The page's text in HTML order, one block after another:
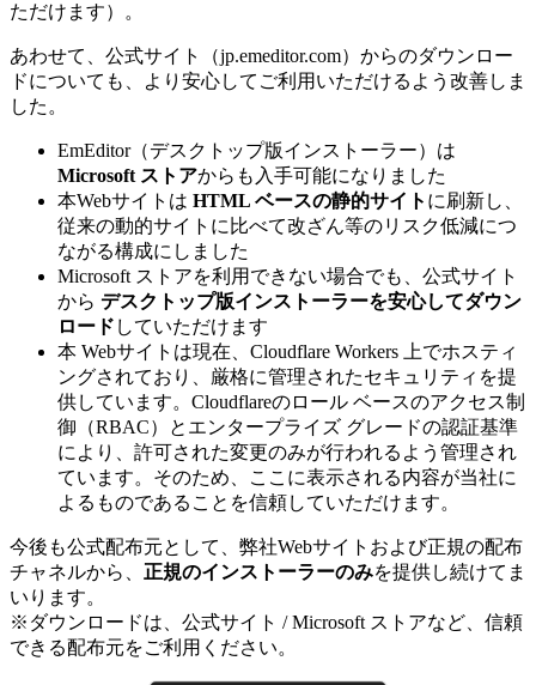
ただけます）。
あわせて、公式サイト（jp.emeditor.com）からのダウンロー
ドについても、より安心してご利用いただけるよう改善しま
した。
EmEditor（デスクトップ版インストーラー）は
Microsoft ストアからも入手可能になりました
本Webサイトは HTML ベースの静的サイト に刷新し、
従来の動的サイトに比べて改ざん等のリスク低減につ
ながる構成にしました
Microsoft ストアを利用できない場合でも、公式サイト
から デスクトップ版インストーラーを安心してダウン
ロード していただけます
本 Webサイトは現在、Cloudflare Workers 上でホスティ
ングされており、厳格に管理されたセキュリティを提
供しています。Cloudflareのロール ベースのアクセス制
御（RBAC）とエンタープライズ グレードの認証基準
により、許可された変更のみが行われるよう管理され
ています。そのため、ここに表示される内容が当社に
よるものであることを信頼していただけます。
今後も公式配布元として、弊社Webサイトおよび正規の配布
チャネルから、 正規のインストーラーのみを提供し続けてま
いります。
※ダウンロードは、公式サイト / Microsoft ストアなど、信頼
できる配布元をご利用ください。